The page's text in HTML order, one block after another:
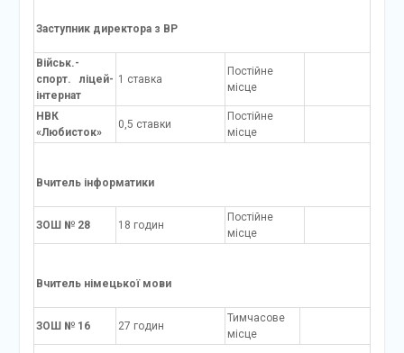
Заступник директора з ВР
Військ.-
спорт. ліцей-
інтернат
1 ставка
Постійне
місце
НВК
«Любисток»
0,5 ставки
Постійне
місце
Вчитель інформатики
ЗОШ № 28 18 годин
Постійне
місце
Вчитель німецької мови
ЗОШ № 16 27 годин
Тимчасове
місце